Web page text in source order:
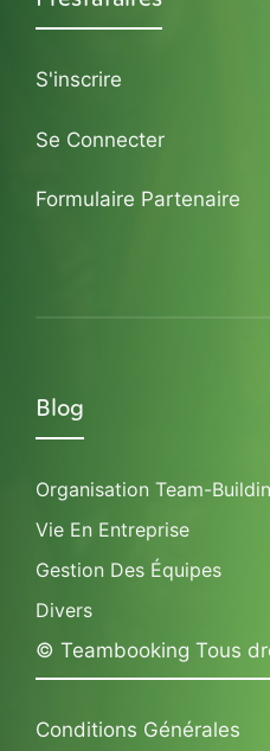
S'inscrire
Se Connecter
Formulaire Partenaire
Blog
Organisation Team-
Vie En Entreprise
Gestion Des Équipes
Divers
© Teambooking Tous
Conditions Générales